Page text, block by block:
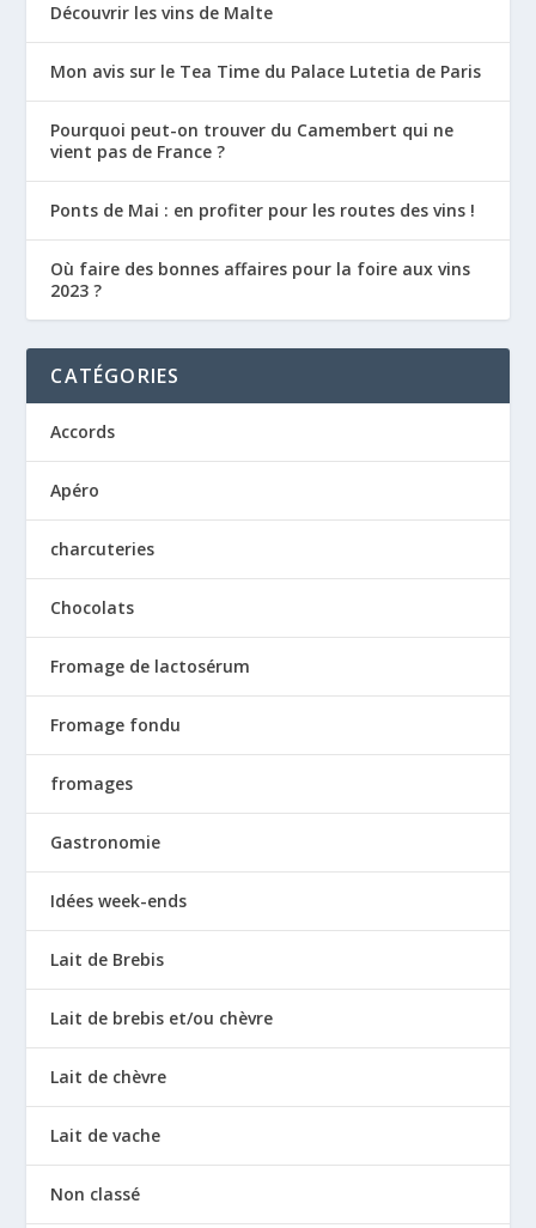
Découvrir les vins de Malte
Mon avis sur le Tea Time du Palace Lutetia de Paris
Pourquoi peut-on trouver du Camembert qui ne
vient pas de France ?
Ponts de Mai : en profiter pour les routes des vins !
Où faire des bonnes affaires pour la foire aux vins
2023 ?
CATÉGORIES
Accords
Apéro
charcuteries
Chocolats
Fromage de lactosérum
Fromage fondu
fromages
Gastronomie
Idées week-ends
Lait de Brebis
Lait de brebis et/ou chèvre
Lait de chèvre
Lait de vache
Non classé